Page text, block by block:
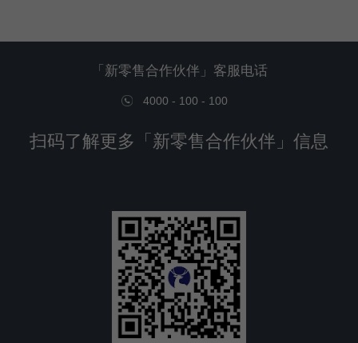
「新零售合作伙伴」客服电话
4000 - 100 - 100
扫码了解更多「新零售合作伙伴」信息